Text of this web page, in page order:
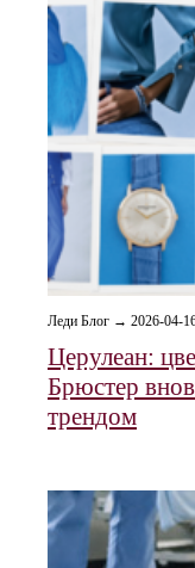
Леди Блог → 2026-04-
Церулеан:
Брюстер
трендом